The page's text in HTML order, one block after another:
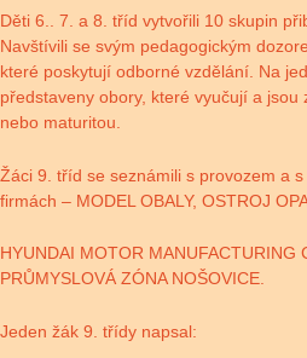
Děti 6.. 7. a 8. tříd vytvořili 10 skupin
Navštívili se svým pedagogickým
které poskytují odborné vzdělání. Na
představeny obory, které vyučují a jsou
nebo maturitou.
Žáci 9. tříd se seznámili s provozem a
firmách – MODEL OBALY, OSTROJ
HYUNDAI MOTOR MANUFACTURING
PRŮMYSLOVÁ ZÓNA NOŠOVICE.
Jeden žák 9. třídy napsal: